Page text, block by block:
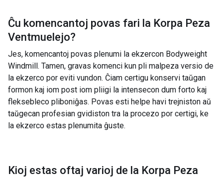
Ĉu komencantoj povas fari la Korpa Peza
Ventmuelejo?
Jes, komencantoj povas plenumi la ekzercon Bodyweight
Windmill. Tamen, gravas komenci kun pli malpeza versio de
la ekzerco por eviti vundon. Ĉiam certigu konservi taŭgan
formon kaj iom post iom pliigi la intensecon dum forto kaj
fleksebleco pliboniĝas. Povas esti helpe havi trejniston aŭ
taŭgecan profesian gvidiston tra la procezo por certigi, ke
la ekzerco estas plenumita ĝuste.
Kioj estas oftaj varioj de la Korpa Peza